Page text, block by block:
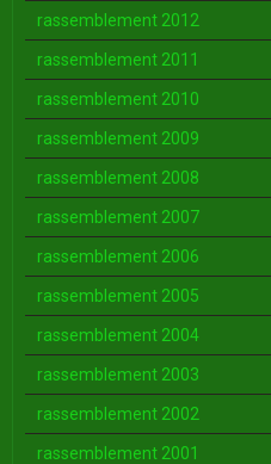
rassemblement 2012
rassemblement 2011
rassemblement 2010
rassemblement 2009
rassemblement 2008
rassemblement 2007
rassemblement 2006
rassemblement 2005
rassemblement 2004
rassemblement 2003
rassemblement 2002
rassemblement 2001